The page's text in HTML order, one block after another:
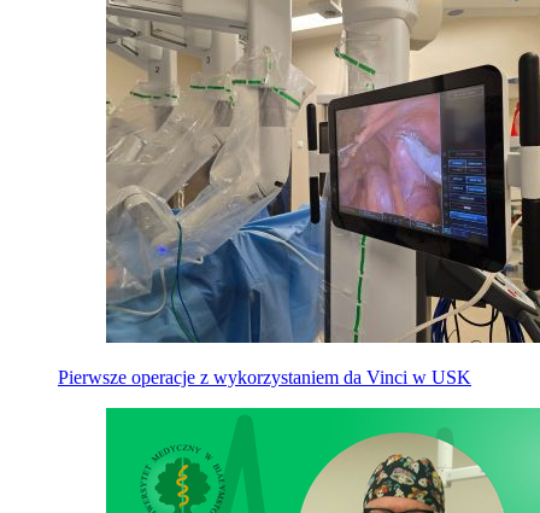
Pierwsze operacje z wykorzystaniem da Vinci w USK